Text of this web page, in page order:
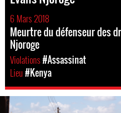
6 Mars 2018
Meurtre du défenseur des
Njoroge
Violations#Assassinat
Lieu#Kenya